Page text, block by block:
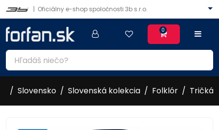
| Oficiálny e-shop spoločnosti 3b s.r.o.
0
Slovensko Slovenská kolekcia Folklór Tričká